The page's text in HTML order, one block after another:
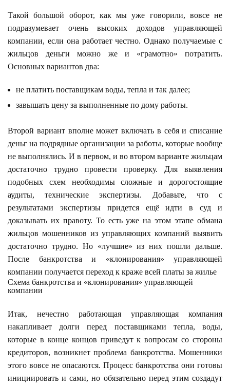
Такой большой оборот, как мы уже говорили, вовсе не
подразумевает очень высоких доходов управляющей
компании, если она работает честно. Однако получаемые с
жильцов деньги можно же и «грамотно» потратить.
Основных вариантов два:
не платить поставщикам воды, тепла и так далее;
завышать цену за выполненные по дому работы.
Второй вариант вполне может включать в себя и списание
деньг на подрядные организации за работы, которые вообще
не выполнялись. И в первом, и во втором варианте жильцам
достаточно трудно провести проверку. Для выявления
подобных схем необходимы сложные и дорогостоящие
аудиты, технические экспертизы. Добавьте, что с
результатами экспертизы придется ещё идти в суд и
доказывать их правоту. То есть уже на этом этапе обмана
жильцов мошенников из управляющих компаний выявить
достаточно трудно. Но «лучшие» из них пошли дальше.
После банкротства и «клонирования» управляющей
компании получается переход к краже всей платы за жилье
Схема банкротства и «клонирования» управляющей
компании
Итак, нечестно работающая управляющая компания
накапливает долги перед поставщиками тепла, воды,
которые в конце концов приведут к вопросам со стороны
кредиторов, возникнет проблема банкротства. Мошенники
этого вовсе не опасаются. Процесс банкротства они готовы
инициировать и сами, но обязательно перед этим создадут